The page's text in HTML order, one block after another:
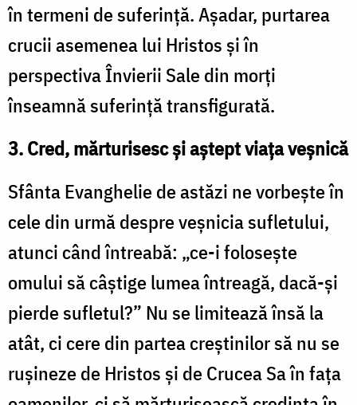
în termeni de suferință. Așadar, purtarea
crucii asemenea lui Hristos și în
perspectiva Învierii Sale din morți
înseamnă suferință transfigurată.
3. Cred, mărturisesc și aștept viața veșnică
Sfânta Evanghelie de astăzi ne vorbește în
cele din urmă despre veșnicia sufletului,
atunci când întreabă: „ce-i folosește
omului să câștige lumea întreagă, dacă-și
pierde sufletul?” Nu se limitează însă la
atât, ci cere din partea creștinilor să nu se
rușineze de Hristos și de Crucea Sa în fața